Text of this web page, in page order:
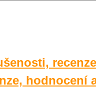
hodnocení